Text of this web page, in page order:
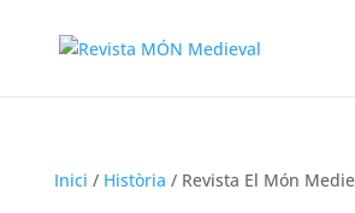
Inici / Història / Revista El Món